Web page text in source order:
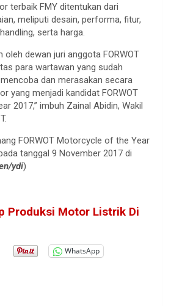
terbaik FMY ditentukan dari
meliputi desain, performa, fitur,
serta harga.
oleh dewan juri anggota FORWOT
para wartawan yang sudah
dan merasakan secara
yang menjadi kandidat FORWOT
2017,” imbuh Zainal Abidin, Wakil
FORWOT Motorcycle of the Year
tanggal 9 November 2017 di
ydi)
Produksi Motor Listrik Di
WhatsApp